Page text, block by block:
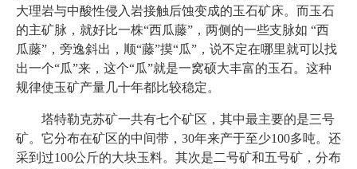
大理岩与中酸性侵入岩接触后蚀变成的玉石矿床。而玉石
的主矿脉，就好比一株“西瓜藤”，两侧的一些支脉如 “西
瓜藤”，旁逸斜出，顺“藤”摸“瓜”，说不定在哪里就可以找
出一个“瓜”来，这个“瓜”就是一窝硕大丰富的玉石。这种
规律使玉矿产量几十年都比较稳定。
塔特勒克苏矿一共有七个矿区，其中最主要的是三号
矿。它分布在矿区的中间带，30年来产于至少100多吨。还
采到过100公斤的大块玉料。其次是二号矿和五号矿，分布